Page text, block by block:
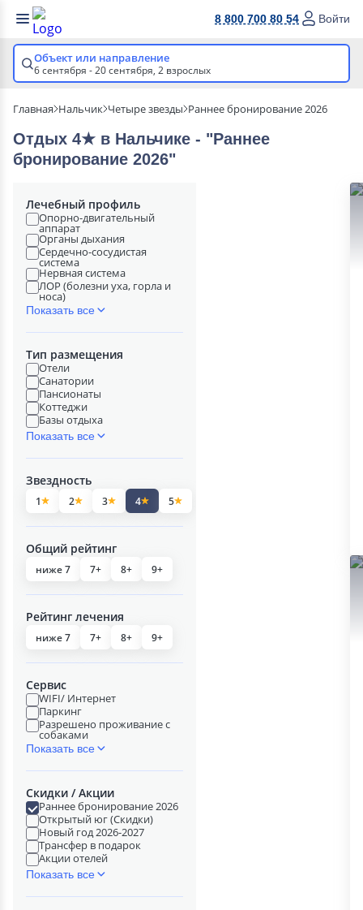
8 800 700 80 54 Войти
Объект или направление
6 сентября - 20 сентября, 2 взрослых
Главная Нальчик Четыре звезды Раннее бронирование 2026
Отдых 4★ в Нальчике - "Раннее
бронирование 2026"
Лечебный профиль
Опорно-двигательный
аппарат
Органы дыхания
Сердечно-сосудистая
система
Нервная система
ЛОР (болезни уха, горла и
носа)
Показать все
Тип размещения
Отели
Санатории
Пансионаты
Коттеджи
Базы отдыха
Показать все
Звездность
1 2 3 4 5
Общий рейтинг
ниже 7 7+ 8+ 9+
Рейтинг лечения
ниже 7 7+ 8+ 9+
Сервис
WIFI/ Интернет
Паркинг
Разрешено проживание с
собаками
Показать все
Скидки / Акции
Раннее бронирование 2026
Открытый юг (Скидки)
Новый год 2026-2027
Трансфер в подарок
Акции отелей
Показать все